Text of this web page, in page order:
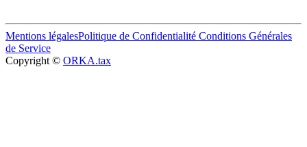
Mentions légalesPolitique de Confidentialité Conditions Générales
de Service
Copyright © ORKA.tax